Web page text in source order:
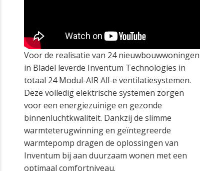
Voor de realisatie van 24 nieuwbouwwoningen
in Bladel leverde Inventum Technologies in
totaal 24 Modul-AIR All-e ventilatiesystemen.
Deze volledig elektrische systemen zorgen
voor een energiezuinige en gezonde
binnenluchtkwaliteit. Dankzij de slimme
warmteterugwinning en geïntegreerde
warmtepomp dragen de oplossingen van
Inventum bij aan duurzaam wonen met een
optimaal comfortniveau.